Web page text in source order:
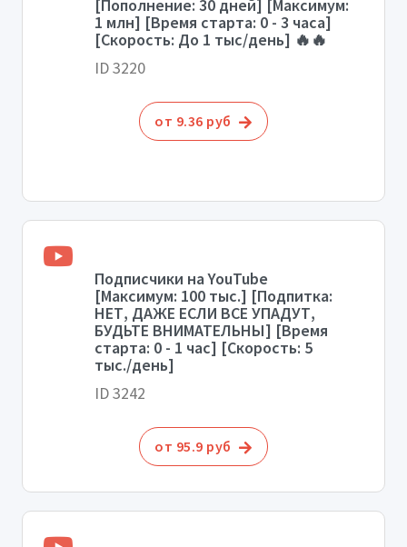
[Пополнение: 30 дней] [Максимум:
1 млн] [Время старта: 0 - 3 часа]
[Скорость: До 1 тыс/день] 🔥🔥
ID 3220
от 9.36 руб
Подписчики на YouTube
[Максимум: 100 тыс.] [Подпитка:
НЕТ, ДАЖЕ ЕСЛИ ВСЕ УПАДУТ,
БУДЬТЕ ВНИМАТЕЛЬНЫ] [Время
старта: 0 - 1 час] [Скорость: 5
тыс./день]
ID 3242
от 95.9 руб